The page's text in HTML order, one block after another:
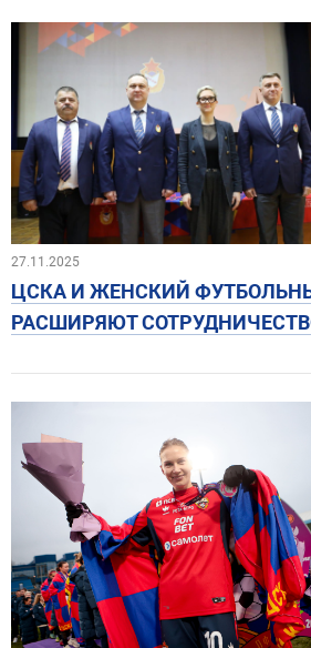
27.11.2025
ЦСКА И ЖЕНСКИЙ
РАСШИРЯЮТ